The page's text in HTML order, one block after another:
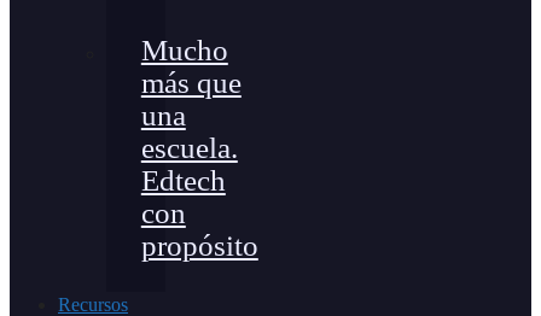
Mucho
más que
una
escuela.
Edtech
con
propósito
Recursos